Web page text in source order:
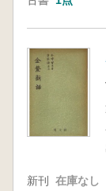
新刊 在庫なし